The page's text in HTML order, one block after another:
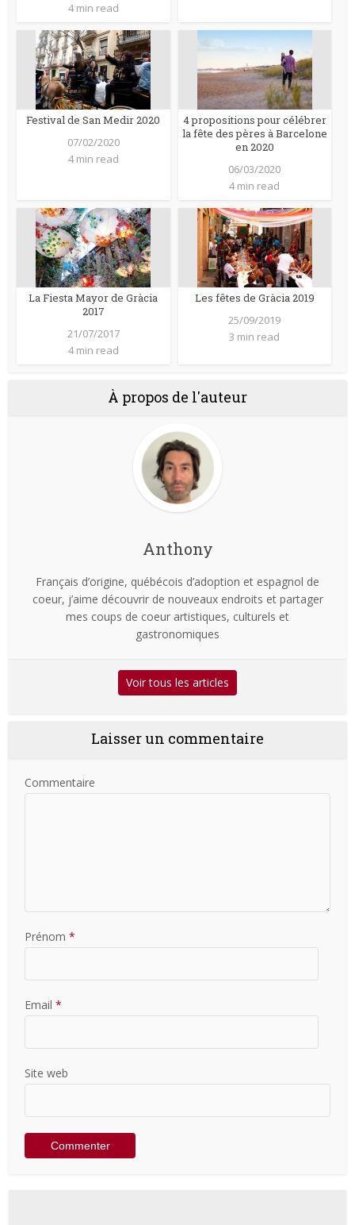
4 min read
Festival de San Medir 2020
07/02/2020
4 min read
4 propositions pour célébrer
la fête des pères à Barcelone
en 2020
06/03/2020
4 min read
La Fiesta Mayor de Gràcia
2017
21/07/2017
4 min read
Les fêtes de Gràcia 2019
25/09/2019
3 min read
À propos de l'auteur
Anthony
Français d’origine, québécois d’adoption et espagnol de
coeur, j’aime découvrir de nouveaux endroits et partager
mes coups de coeur artistiques, culturels et
gastronomiques
Voir tous les articles
Laisser un commentaire
Commentaire
Prénom *
Email *
Site web